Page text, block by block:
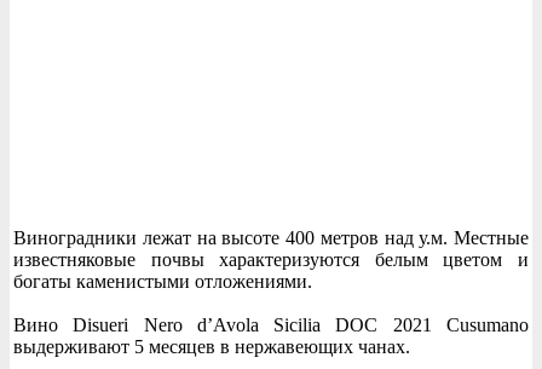
Виноградники лежат на высоте 400 метров над у.м. Местные
известняковые почвы характеризуются белым цветом и
богаты каменистыми отложениями.
Вино Disueri Nero d’Avola Sicilia DOC 2021 Cusumano
выдерживают 5 месяцев в нержавеющих чанах.